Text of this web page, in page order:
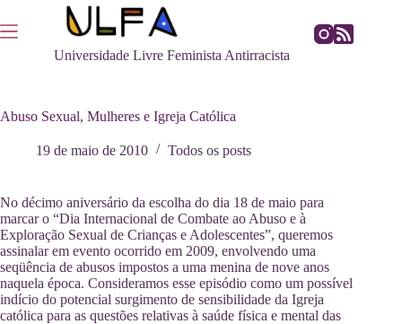
para
o
Universidade Livre Feminista Antirracista
Abuso Sexual, Mulheres e Igreja Católica
19 de maio de 2010 Todos os posts
No décimo aniversário da escolha do dia 18 de maio para
marcar o “Dia Internacional de Combate ao Abuso e à
Exploração Sexual de Crianças e Adolescentes”, queremos
assinalar em evento ocorrido em 2009, envolvendo uma
seqüência de abusos impostos a uma menina de nove anos
naquela época. Consideramos esse episódio como um possível
indício do potencial surgimento de sensibilidade da Igreja
católica para as questões relativas à saúde física e mental das